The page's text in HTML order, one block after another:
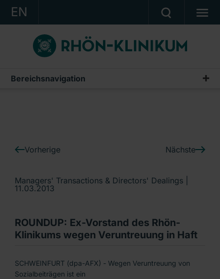
EN
KONZERN
KLINIKEN
KARRIERE
Ein Unternehmen der RHÖN-KLINIKUM AG
Bereichsnavigation
IR-News
Vorherige Nächste
Managers' Transactions & Directors' Dealings |
11.03.2013
ROUNDUP: Ex-Vorstand des Rhön-
Klinikums wegen Veruntreuung in Haft
SCHWEINFURT (dpa-AFX) - Wegen Veruntreuung von
Sozialbeiträgen ist ein